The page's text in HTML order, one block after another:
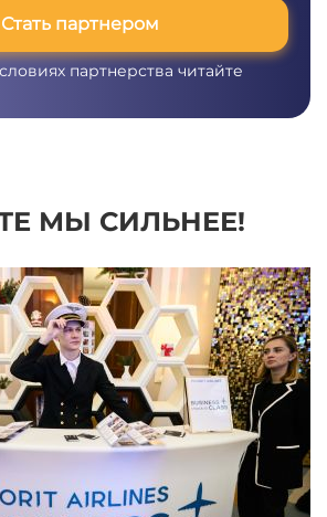
Стать партнером
партнерства читайте
МЫ СИЛЬНЕЕ!